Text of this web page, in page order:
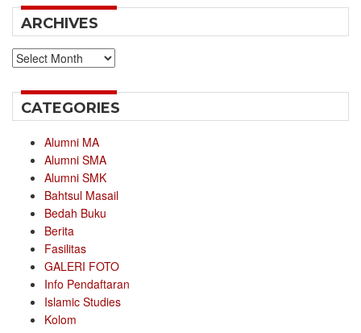
ARCHIVES
Archives
CATEGORIES
Alumni MA
Alumni SMA
Alumni SMK
Bahtsul Masail
Bedah Buku
Berita
Fasilitas
GALERI FOTO
Info Pendaftaran
Islamic Studies
Kolom